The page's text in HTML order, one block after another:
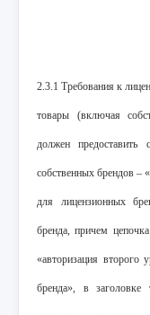
2.3.1 Требования к
товары (включая
должен
собственных брендов –
для лицензионных
бренда, причем
«авторизация второго
бренда», в заголовке